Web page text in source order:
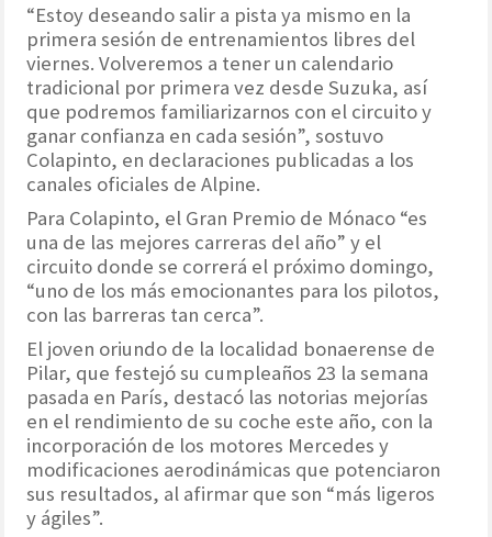
“Estoy deseando salir a pista ya mismo en la
primera sesión de entrenamientos libres del
viernes. Volveremos a tener un calendario
tradicional por primera vez desde Suzuka, así
que podremos familiarizarnos con el circuito y
ganar confianza en cada sesión”, sostuvo
Colapinto, en declaraciones publicadas a los
canales oficiales de Alpine.
Para Colapinto, el Gran Premio de Mónaco “es
una de las mejores carreras del año” y el
circuito donde se correrá el próximo domingo,
“uno de los más emocionantes para los pilotos,
con las barreras tan cerca”.
El joven oriundo de la localidad bonaerense de
Pilar, que festejó su cumpleaños 23 la semana
pasada en París, destacó las notorias mejorías
en el rendimiento de su coche este año, con la
incorporación de los motores Mercedes y
modificaciones aerodinámicas que potenciaron
sus resultados, al afirmar que son “más ligeros
y ágiles”.